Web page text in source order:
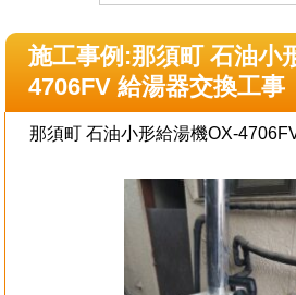
施工事例:那須町 石油小
4706FV 給湯器交換工事
那須町 石油小形給湯機OX-